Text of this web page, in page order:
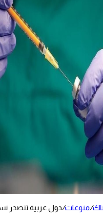
/منوعات/دول عربية تتصدر